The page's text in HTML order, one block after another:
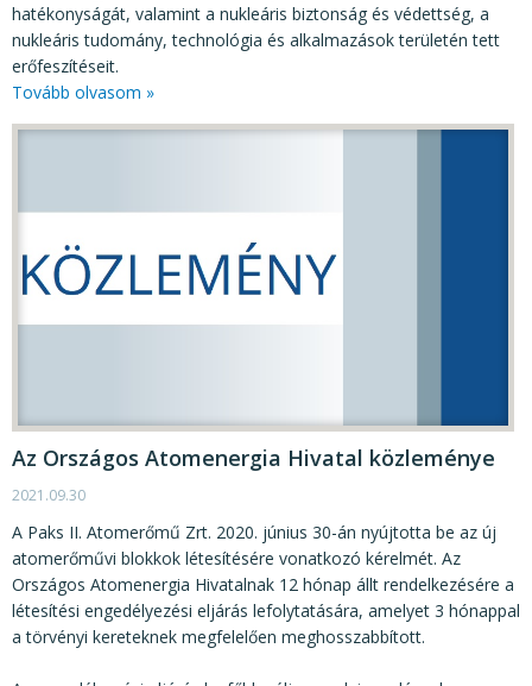
hatékonyságát, valamint a nukleáris biztonság és védettség, a
nukleáris tudomány, technológia és alkalmazások területén tett
erőfeszítéseit.
Tovább olvasom »
Az Országos Atomenergia Hivatal közleménye
2021.09.30
A Paks II. Atomerőmű Zrt. 2020. június 30-án nyújtotta be az új
atomerőművi blokkok létesítésére vonatkozó kérelmét. Az
Országos Atomenergia Hivatalnak 12 hónap állt rendelkezésére a
létesítési engedélyezési eljárás lefolytatására, amelyet 3 hónappal
a törvényi kereteknek megfelelően meghosszabbított.